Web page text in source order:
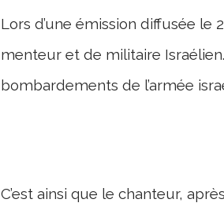
Lors d’une émission diffusée
menteur et de militaire
bombardements de l’armée
C’est ainsi que le chanteur,